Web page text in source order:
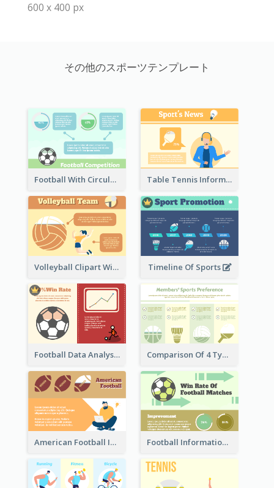
600 x 400 px
その他のスポーツテンプレート
Football With Circular Chart Table Tennis Informative Clipart
Volleyball Clipart With Details Timeline Of Sports
Football Data Analysis Comparison Of 4 Types of Sports
American Football Information Football Information